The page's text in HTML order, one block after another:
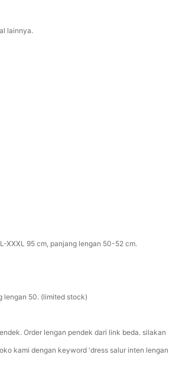
lainnya.
XXXL 95 cm, panjang lengan 50-52 cm.
lengan 50. (limited stock)
Order lengan pendek dari link beda. silakan
kami dengan keyword 'dress salur inten lengan